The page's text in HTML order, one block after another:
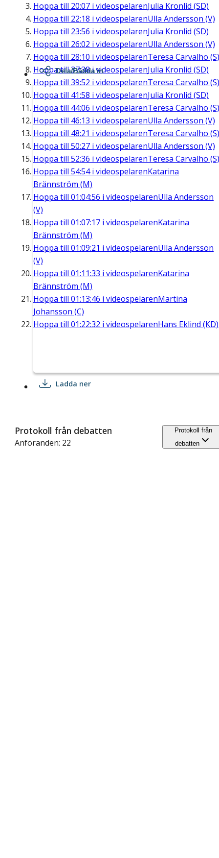
Hoppa till 20:07 i videospelarenJulia Kronlid (SD)
Hoppa till 22:18 i videospelarenUlla Andersson (V)
Hoppa till 23:56 i videospelarenJulia Kronlid (SD)
Hoppa till 26:02 i videospelarenUlla Andersson (V)
Hoppa till 28:10 i videospelarenTeresa Carvalho (S)
Hoppa till37:38i videospelarenJulia Kronlid (SD)
Hoppa till 39:52 i videospelarenTeresa Carvalho (S)
Hoppa till 41:58 i videospelarenJulia Kronlid (SD)
Hoppa till 44:06 i videospelarenTeresa Carvalho (S)
Hoppa till 46:13 i videospelarenUlla Andersson (V)
Hoppa till 48:21 i videospelarenTeresa Carvalho (S)
Hoppa till 50:27 i videospelarenUlla Andersson (V)
Hoppa till 52:36 i videospelarenTeresa Carvalho (S)
Hoppa till 54:54i videospelarenKatarina
Brännström (M)
Hoppa till 01:04:56 i videospelarenUlla Andersson
(V)
Hoppa till 01:07:17 i videospelarenKatarina
Brännström (M)
Hoppa till 01:09:21 i videospelarenUlla Andersson
(V)
Hoppa till 01:11:33 i videospelarenKatarina
Brännström (M)
Hoppa till 01:13:46 i videospelarenMartina
Johansson (C)
Hoppa till 01:22:32 i videospelarenHans Eklind (KD)
Dela/Bädda in
Ladda ner
Protokoll från debatten
Anföranden: 22
Protokoll från
debatten